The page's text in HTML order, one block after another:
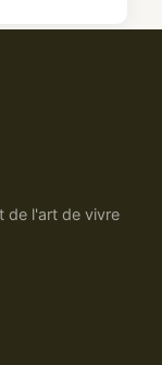
de l'art de vivre